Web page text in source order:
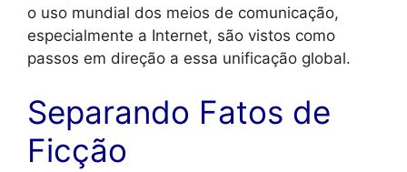
o uso mundial dos meios de comunicação,
especialmente a Internet, são vistos como
passos em direção a essa unificação global.
Separando Fatos de
Ficção